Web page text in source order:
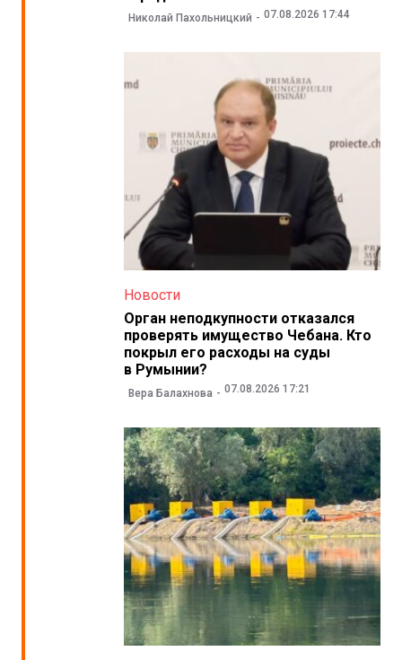
Николай Пахольницкий 07.08.2026 17:44
Новости
Орган неподкупности отказался
проверять имущество Чебана. Кто
покрыл его расходы на суды
в Румынии?
Вера Балахнова 07.08.2026 17:21